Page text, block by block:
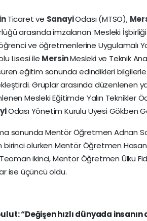
Ticaret ve SanayiOdası (MTSO),
arasında imzalanan ‘Mesleki
ve öğretmenlerine Uygulamalı
Lisesi ile MersinMesleki ve Teknik
eğitim sonunda edindikleri
Gruplar arasında düzenlenen
Mesleki Eğitimde Yalın Teknikler
Odası Yönetim Kurulu Üyesi Gökben
sonunda Mentör Öğretmen Adnan
birinci olurken Mentör Öğretmen Hasan
ikinci, Mentör Öğretmen Ülkü
ise üçüncü oldu.
“Değişen hızlı dünyada